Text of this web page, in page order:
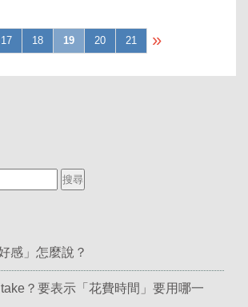
17 18 19 20 21 »
感」怎麼說？
？要表示「花費時間」要用哪一